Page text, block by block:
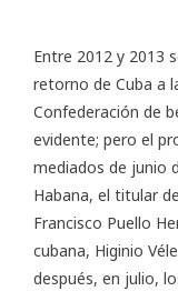
Entre 2012 y 2013
retorno de Cuba a
Confederación de
evidente; pero el
mediados de junio
Habana, el titular
Francisco Puello
cubana, Higinio
después, en julio,